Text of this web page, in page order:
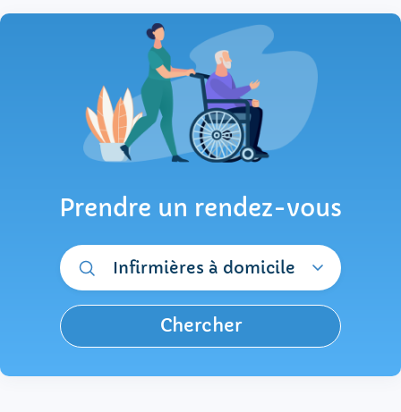
Prendre un rendez-vous
Infirmières à domicile
Chercher